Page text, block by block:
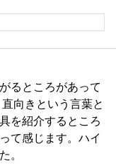
るところがあって
向きという言葉と
を紹介するところ
て感じます。ハイ
。